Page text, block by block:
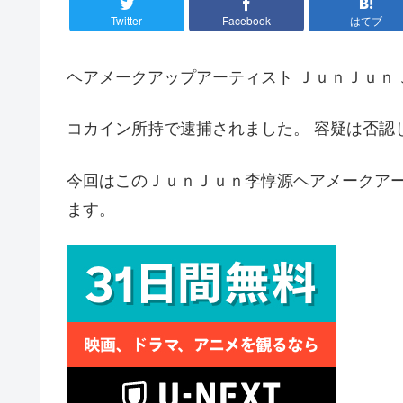
Twitter Facebook はてブ
ヘアメークアップアーティスト ＪｕｎＪｕｎ
コカイン所持で逮捕されました。 容疑は否認
今回はこのＪｕｎＪｕｎ李惇源ヘアメークア
ます。